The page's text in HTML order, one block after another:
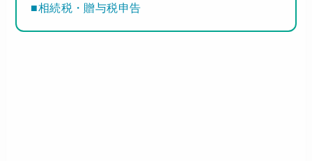
■相続税・贈与税申告